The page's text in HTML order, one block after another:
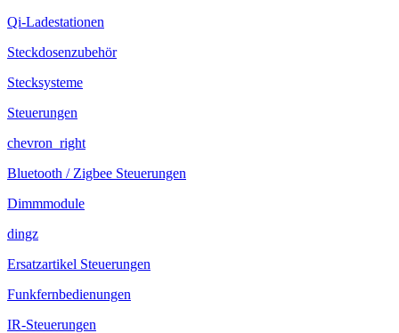
Qi-Ladestationen
Steckdosenzubehör
Stecksysteme
Steuerungen
chevron_right
Bluetooth / Zigbee Steuerungen
Dimmmodule
dingz
Ersatzartikel Steuerungen
Funkfernbedienungen
IR-Steuerungen